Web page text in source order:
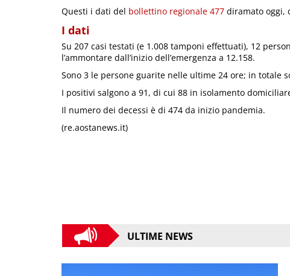
Questi i dati del bollettino regionale 477 diramato oggi,
I dati
Su 207 casi testati (e 1.008 tamponi effettuati), 12
l’ammontare dall’inizio dell’emergenza a 12.158.
Sono 3 le persone guarite nelle ultime 24 ore; in totale
I positivi salgono a 91, di cui 88 in isolamento
Il numero dei decessi è di 474 da inizio pandemia.
(re.aostanews.it)
ULTIME NEWS